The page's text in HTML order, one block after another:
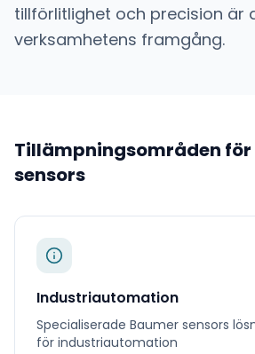
tillförlitlighet och precision är
verksamhetens framgång.
Tillämpningsområden för
sensors
Industriautomation
Specialiserade Baumer sensors
för industriautomation